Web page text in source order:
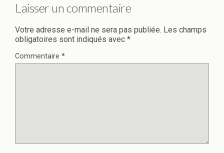
Laisser un commentaire
Votre adresse e-mail ne sera pas publiée. Les champs
obligatoires sont indiqués avec *
Commentaire *